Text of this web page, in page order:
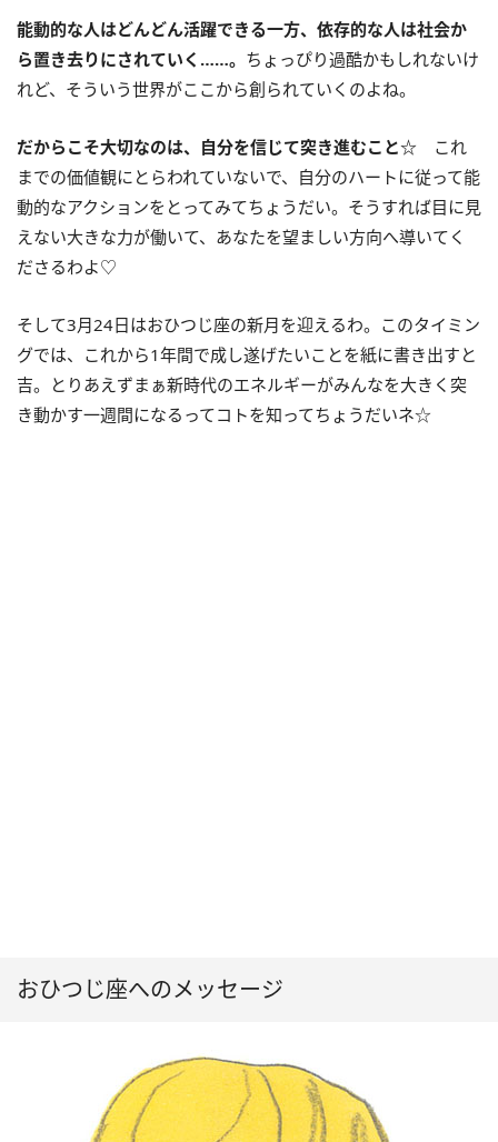
能動的な人はどんどん活躍できる一方、依存的な人は社会か
ら置き去りにされていく……。 ちょっぴり過酷かもしれないけ
れど、そういう世界がここから創られていくのよね。
だからこそ大切なのは、自分を信じて突き進むこと☆ これ
までの価値観にとらわれていないで、自分のハートに従って能
動的なアクションをとってみてちょうだい。そうすれば目に見
えない大きな力が働いて、あなたを望ましい方向へ導いてく
ださるわよ♡
そして3月24日はおひつじ座の新月を迎えるわ。このタイミン
グでは、これから1年間で成し遂げたいことを紙に書き出すと
吉。とりあえずまぁ新時代のエネルギーがみんなを大きく突
き動かす一週間になるってコトを知ってちょうだいネ☆
おひつじ座へのメッセージ